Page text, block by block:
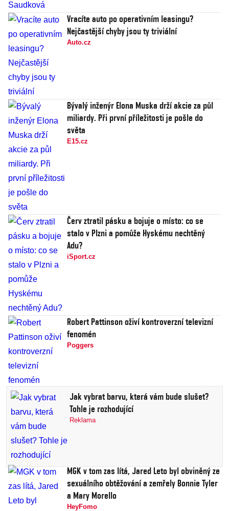
Vracíte auto po operativním leasingu?
Nejčastější chyby jsou ty triviální
Auto.cz
Bývalý inženýr Elona Muska drží akcie za půl
miliardy. Při první příležitosti je pošle do
světa
E15.cz
Červ ztratil pásku a bojuje o místo: co se
stalo v Plzni a pomůže Hyskému nechtěný
Adu?
iSport.cz
Robert Pattinson oživí kontroverzní televizní
fenomén
Poggers
Jak vybrat barvu, která vám bude slušet?
Tohle je rozhodující
Reklama
MGK v tom zas lítá, Jared Leto byl obviněný ze
sexuálního obtěžování a zemřely Bonnie Tyler
a Mary Morello
HeyFomo